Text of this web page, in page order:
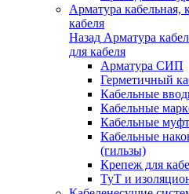
Арматура кабельная,
кабеля
Назад Арматура
для кабеля
Арматура СИП
Герметичный
Кабельные
Кабельные
Кабельные
Кабельные
(гильзы)
Крепеж для
ТуТ и